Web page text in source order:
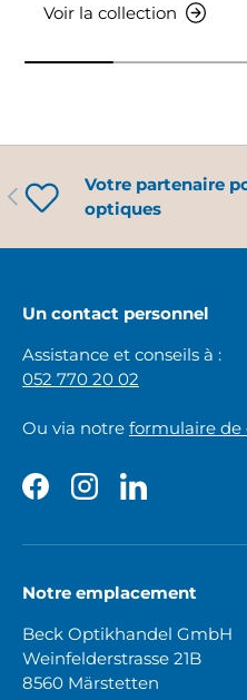
Voir la collection
PRÉCÉDENTVotre partenaire
optiques
Un contact personnel
Assistance et conseils à :
052 770 20 02
Ou via notre formulaire de
FacebookInstagramLinkedIn
Notre emplacement
Beck Optikhandel GmbH
Weinfelderstrasse 21B
8560 Märstetten